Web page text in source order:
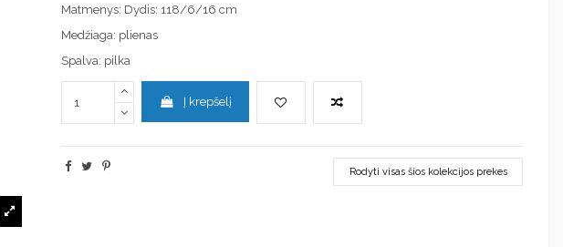
Matmenys: Dydis: 118/6/16 cm
Medžiaga: plienas
Spalva: pilka
Į krepšelį
Rodyti visas šios kolekcijos prekes